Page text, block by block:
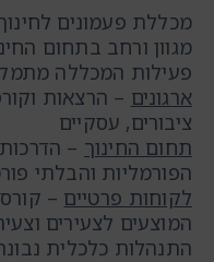
מכללת פעמונים
מגוון ורחב בתחום
פעילות המכללה מתמקדת ב –
ארגונים – הרצאות
ציבורים, עסקיים
תחום החינוך –
הפורמליות והבלתי
לקוחות פרטיים –
המוצעים לצעירים
התנהלות כלכלית